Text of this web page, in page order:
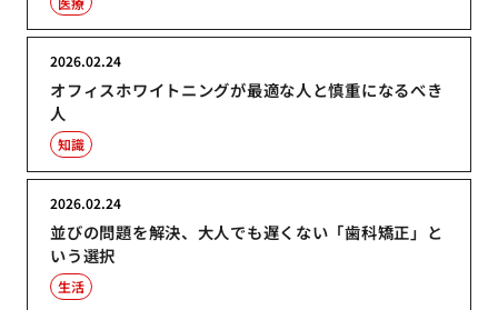
オフィスホワイトニングが最適な人と慎重になるべき
人
2026.02.24
知識
並びの問題を解決、大人でも遅くない「歯科矯正」と
いう選択
2026.02.24
生活